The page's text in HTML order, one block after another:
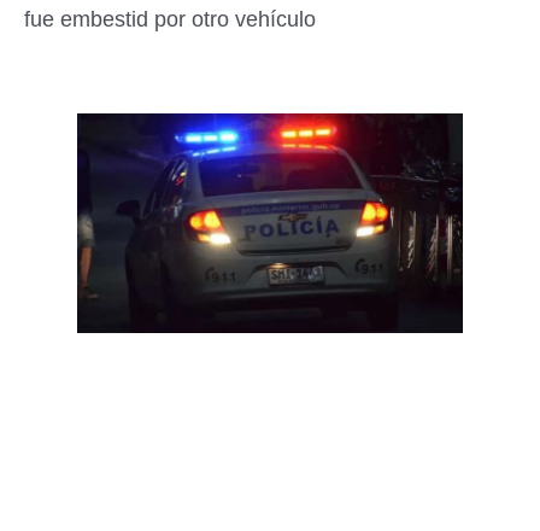
fue embestid por otro vehículo